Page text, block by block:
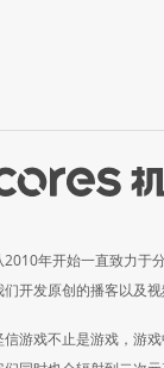
2010年开始一直致力于
们开发原创的播客以及
信游戏不止是游戏，游